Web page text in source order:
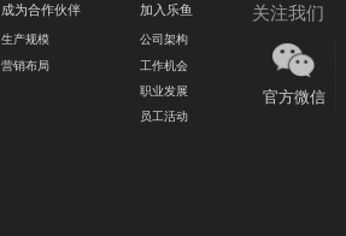
关注我们
官方微信
成为合作伙伴
生产规模
营销布局
加入乐鱼
公司架构
工作机会
职业发展
员工活动